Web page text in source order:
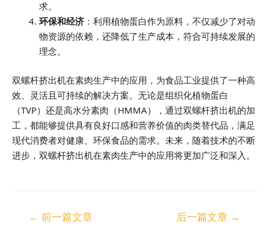
求。
环保和经济 ：利用植物蛋白作为原料，不仅减少了对动
物资源的依赖，还降低了生产成本，符合可持续发展的
理念。
双螺杆挤出机在素肉生产中的应用，为食品工业提供了一种高
效、灵活且可持续的解决方案。无论是组织化植物蛋白
（TVP）还是高水分素肉（HMMA），通过双螺杆挤出机的加
工，都能够提供具有良好口感和营养价值的肉类替代品，满足
现代消费者对健康、环保食品的需求。未来，随着技术的不断
进步，双螺杆挤出机在素肉生产中的应用将更加广泛和深入。
← 前一篇文章 后一篇文章 →